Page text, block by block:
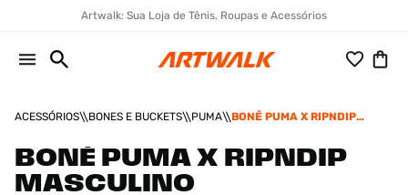
Artwalk: Sua Loja de Tênis, Roupas e Acessórios
ACESSÓRIOS BONES E BUCKETS PUMA
BONÉ PUMA X RIPNDIP
BONÉ PUMA X RIPNDIP
MASCULINO